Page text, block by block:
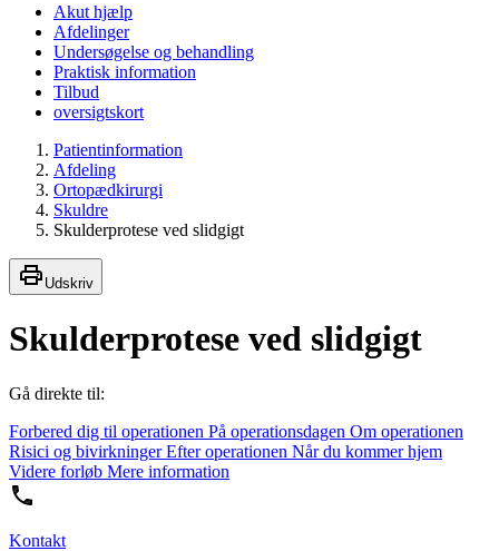
Akut hjælp
Afdelinger
Undersøgelse og behandling
Praktisk information
Tilbud
oversigtskort
Patientinformation
Afdeling
Ortopædkirurgi
Skuldre
Skulderprotese ved slidgigt
Udskriv
Skulderprotese ved slidgigt
Gå direkte til:
Forbered dig til operationen På operationsdagen Om operationen
Risici og bivirkningerEfter operationen Når du kommer hjem
Videre forløb Mere information
Kontakt